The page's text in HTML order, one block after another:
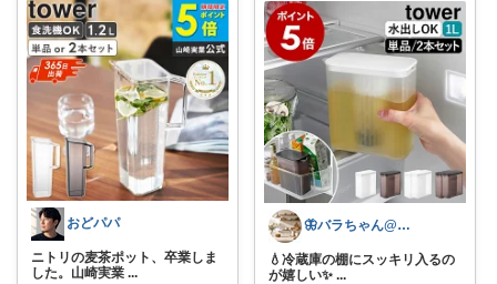
おどパパ
ニトリの麦茶ポット、卒業しま
した。山崎実業 ...
🦋バラちゃん@主婦目線の便利グッズ🦋
💧冷蔵庫の棚にスッキリ入るの
が嬉しい✨ ...